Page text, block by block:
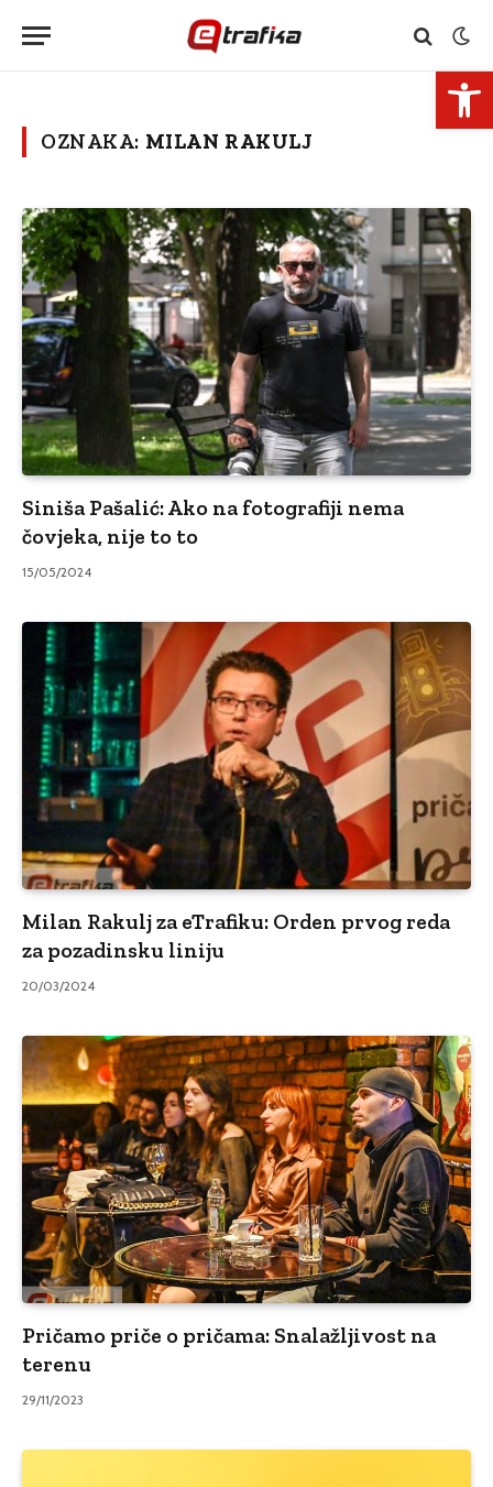
OZNAKA: MILAN RAKULJ
Siniša Pašalić: Ako na fotografiji nema
čovjeka, nije to to
15/05/2024
Milan Rakulj za eTrafiku: Orden prvog reda
za pozadinsku liniju
20/03/2024
Pričamo priče o pričama: Snalažljivost na
terenu
29/11/2023